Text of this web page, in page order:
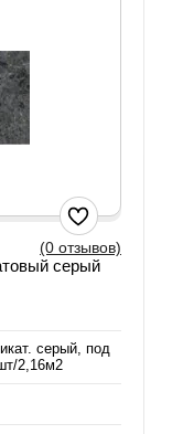
(0 отзывов)
серый
серый, под
2,16м2